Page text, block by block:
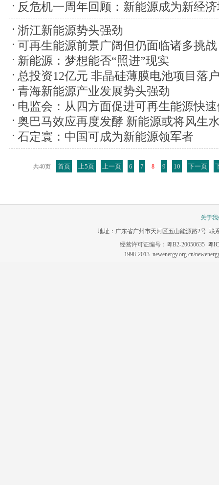
反危机一周年回顾：新能源成为新经
浙江新能源势头强劲
可再生能源前景广阔但仍面临诸多挑战
新能源：梦想能否“照进”现实
总投资12亿元 非晶硅薄膜电池项目落
青海新能源产业发展势头强劲
电监会：从四方面促进可再生能源快
奥巴马效应再度发酵 新能源或将风生
石定寰：中国可成为新能源领军者
共40页 首页 上5页 上一页 6 7 8 9 10 下一页
关于
地址：广东省广州市天河区五山能源路2号 联
经营许可证编号：粤B2-20050635 粤
1998-2013 newenergy.org.cn/